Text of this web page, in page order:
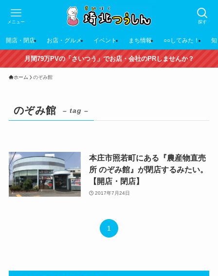
探す
メニュー
開店・閉店 お店・グルメ イベント まち情報 ○○してみた！
月間79万PVの「さいつう」でお店・会社のPRしませんか？
ホーム のぞみ館
のぞみ館 – tag –
本庄市照若町にある『農産物直売
所 のぞみ館』が閉店するみたい。
【開店・閉店】
2017年7月24日
1